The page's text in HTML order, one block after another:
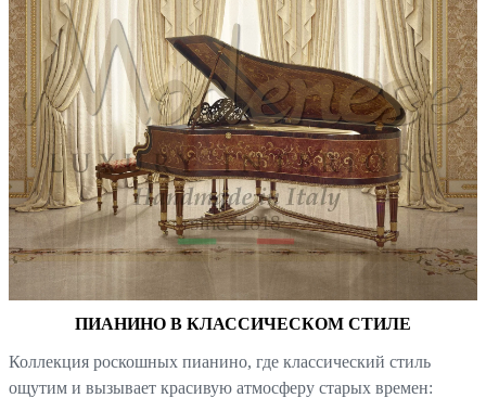
ПИАНИНО В КЛАССИЧЕСКОМ СТИЛЕ
Коллекция роскошных пианино, где классический стиль
ощутим и вызывает красивую атмосферу старых времен: